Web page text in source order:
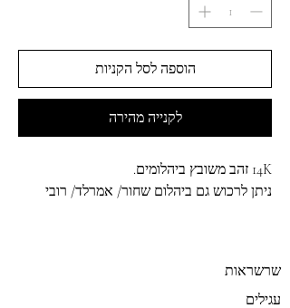
הוספה לסל הקניות
לקנייה מהירה
14K זהב משובץ ביהלומים.
ניתן לרכוש גם ביהלום שחור/ אמרלד/ רובי
שרשראות
עגילים